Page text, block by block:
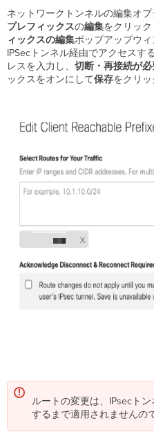
ネットワークトンネルの編集オプ
プレフィックスの編集をクリック
ィックスの編集ポップアップウ
IPSecトンネル経由でアクセスす
レスを入力し、切断・再接続が
ックスをオンにして保存をクリッ
ルートの変更は、IPsecト
するまで適用されませんの